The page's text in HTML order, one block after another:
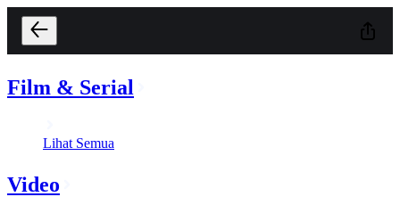
Film & Serial
Lihat Semua
Video